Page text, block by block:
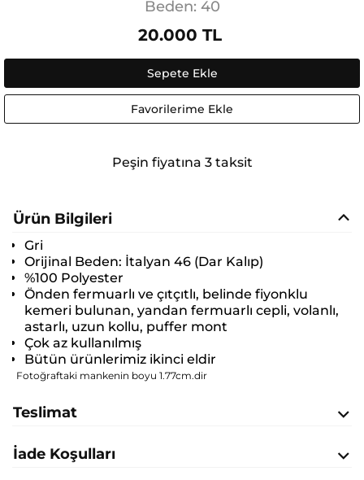
Beden: 40
20.000 TL
Sepete Ekle
Favorilerime Ekle
Peşin fiyatına 3 taksit
Ürün Bilgileri
Gri
Orijinal Beden: İtalyan 46 (Dar Kalıp)
%100 Polyester
Önden fermuarlı ve çıtçıtlı, belinde fiyonklu
kemeri bulunan, yandan fermuarlı cepli, volanlı,
astarlı, uzun kollu, puffer mont
Çok az kullanılmış
Bütün ürünlerimiz ikinci eldir
Fotoğraftaki mankenin boyu 1.77cm.dir
Teslimat
İade Koşulları